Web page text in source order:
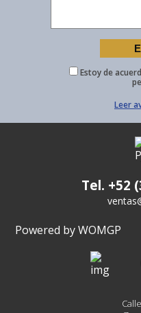
Estoy de
Leer
Tel. +52
Powered by WOMGP